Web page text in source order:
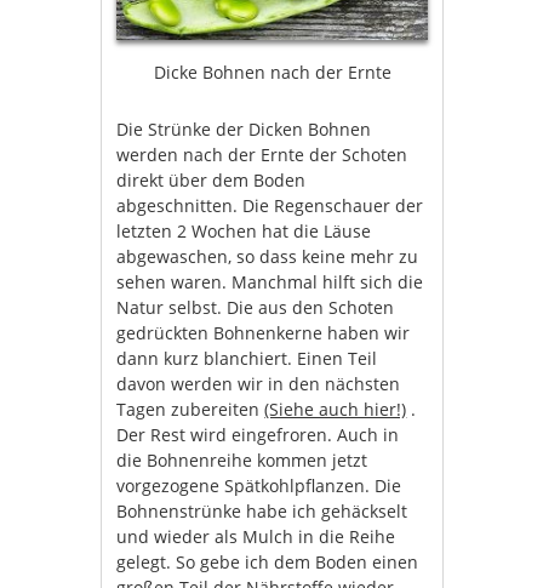
Dicke Bohnen nach der Ernte
Die Strünke der Dicken Bohnen
werden nach der Ernte der Schoten
direkt über dem Boden
abgeschnitten. Die Regenschauer der
letzten 2 Wochen hat die Läuse
abgewaschen, so dass keine mehr zu
sehen waren. Manchmal hilft sich die
Natur selbst. Die aus den Schoten
gedrückten Bohnenkerne haben wir
dann kurz blanchiert. Einen Teil
davon werden wir in den nächsten
Tagen zubereiten(Siehe auch hier!) .
Der Rest wird eingefroren. Auch in
die Bohnenreihe kommen jetzt
vorgezogene Spätkohlpflanzen. Die
Bohnenstrünke habe ich gehäckselt
und wieder als Mulch in die Reihe
gelegt. So gebe ich dem Boden einen